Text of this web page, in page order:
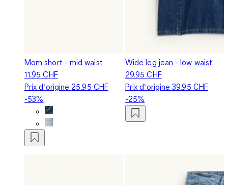
Mom short - mid waist
11.95 CHF
Prix d‘origine 25.95 CHF
-53%
Wide leg jean - low waist
29.95 CHF
Prix d‘origine39.95 CHF
-25%